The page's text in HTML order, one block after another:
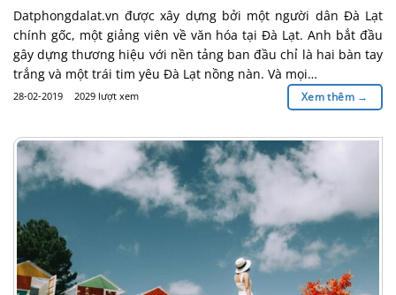
Datphongdalat.vn được xây dựng bởi một người dân Đà Lạt
chính gốc, một giảng viên về văn hóa tại Đà Lạt. Anh bắt đầu
gây dựng thương hiệu với nền tảng ban đầu chỉ là hai bàn tay
trắng và một trái tim yêu Đà Lạt nồng nàn. Và mọi…
28-02-2019 2029 lượt xem Xem thêm →